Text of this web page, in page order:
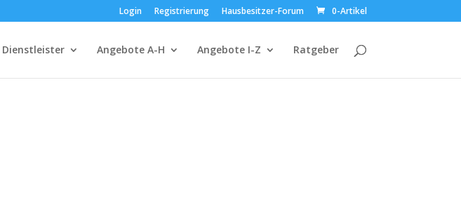
Login Registrierung Hausbesitzer-Forum 0-Artikel
Dienstleister Angebote A-H Angebote I-Z Ratgeber